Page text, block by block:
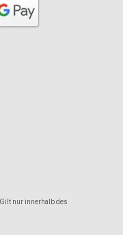
nur innerhalb des